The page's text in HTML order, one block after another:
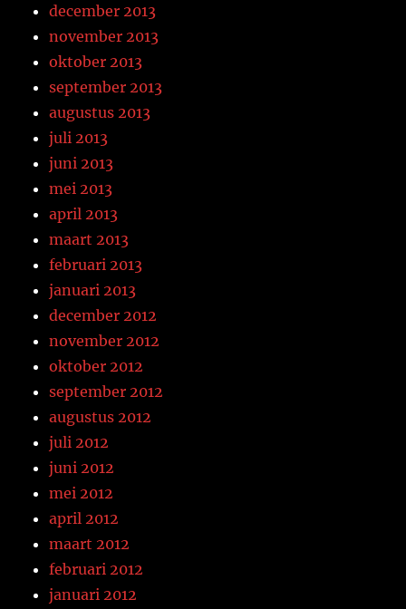
december 2013
november 2013
oktober 2013
september 2013
augustus 2013
juli 2013
juni 2013
mei 2013
april 2013
maart 2013
februari 2013
januari 2013
december 2012
november 2012
oktober 2012
september 2012
augustus 2012
juli 2012
juni 2012
mei 2012
april 2012
maart 2012
februari 2012
januari 2012